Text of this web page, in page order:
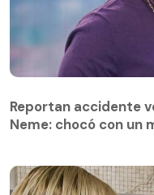
Reportan accidente
Neme: chocó con un